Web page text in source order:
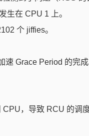
生在 CPU 1 上。
个 jiffies。
速 Grace Period 的完
，导致 RCU 的调